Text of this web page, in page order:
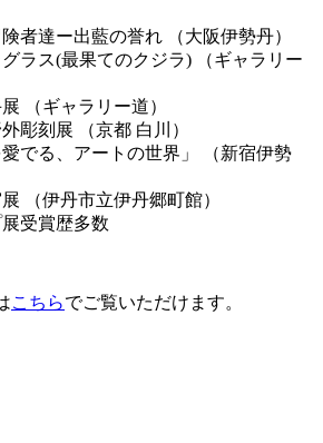
者達ー出藍の誉れ （大阪伊勢丹）
ラス(最果てのクジラ) （ギャラリー
（ギャラリー道）
彫刻展 （京都 白川）
でる、アートの世界」 （新宿伊勢
（伊丹市立伊丹郷町館）
受賞歴多数
こちらでご覧いただけます。